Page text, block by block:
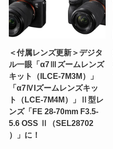
＜付属レンズ更新＞デジタ
ル一眼「α7Ⅲズームレンズ
キット（ILCE-7M3M）」
「α7ⅣIズームレンズキッ
ト（LCE-7M4M）」Ⅱ型レ
ンズ「FE 28-70mm F3.5-
5.6 OSS Ⅱ（SEL28702
）」に！